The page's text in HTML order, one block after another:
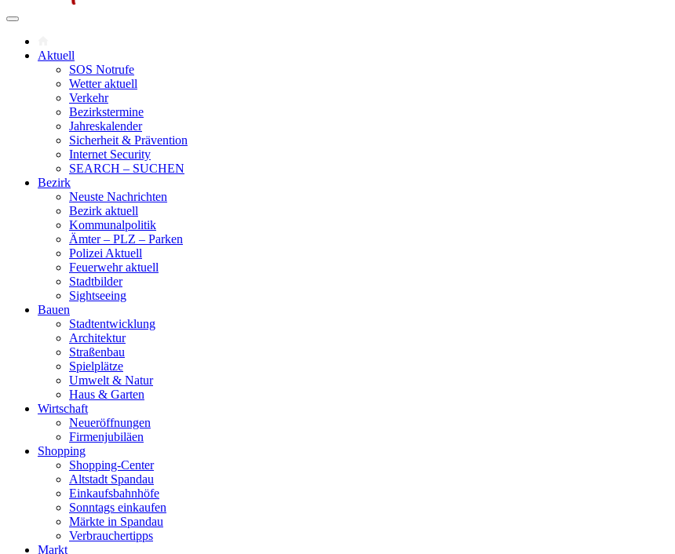
Aktuell
SOS Notrufe
Wetter aktuell
Verkehr
Bezirkstermine
Jahreskalender
Sicherheit & Prävention
Internet Security
SEARCH – SUCHEN
Bezirk
Neuste Nachrichten
Bezirk aktuell
Kommunalpolitik
Ämter – PLZ – Parken
Polizei Aktuell
Feuerwehr aktuell
Stadtbilder
Sightseeing
Bauen
Stadtentwicklung
Architektur
Straßenbau
Spielplätze
Umwelt & Natur
Haus & Garten
Wirtschaft
Neueröffnungen
Firmenjubiläen
Shopping
Shopping-Center
Altstadt Spandau
Einkaufsbahnhöfe
Sonntags einkaufen
Märkte in Spandau
Verbrauchertipps
Markt